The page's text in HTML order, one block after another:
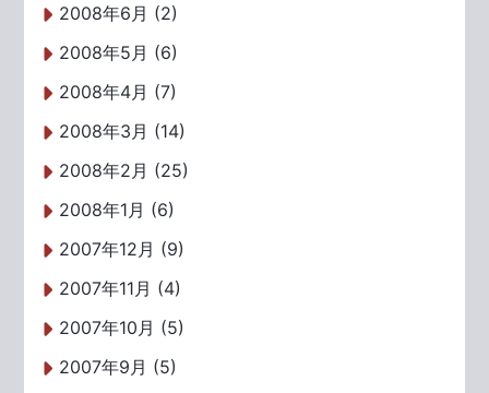
2008年6月 (2)
2008年5月 (6)
2008年4月 (7)
2008年3月 (14)
2008年2月 (25)
2008年1月 (6)
2007年12月 (9)
2007年11月 (4)
2007年10月 (5)
2007年9月 (5)